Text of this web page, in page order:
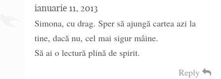
ianuarie 11, 2013
Simona, cu drag. Sper să ajungă cartea azi la
tine, dacă nu, cel mai sigur mâine.
Să ai o lectură plină de spirit.
Reply